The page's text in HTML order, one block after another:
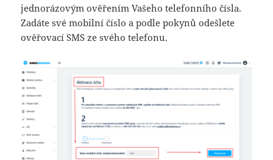
jednorázovým ověřením Vašeho telefonního čísla.
Zadáte své mobilní číslo a podle pokynů odešlete
ověřovací SMS ze svého telefonu.